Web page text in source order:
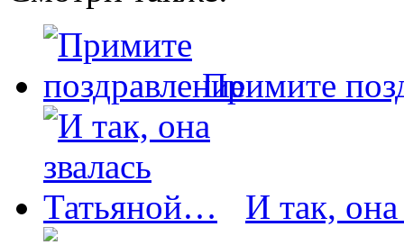
Примите
И так,